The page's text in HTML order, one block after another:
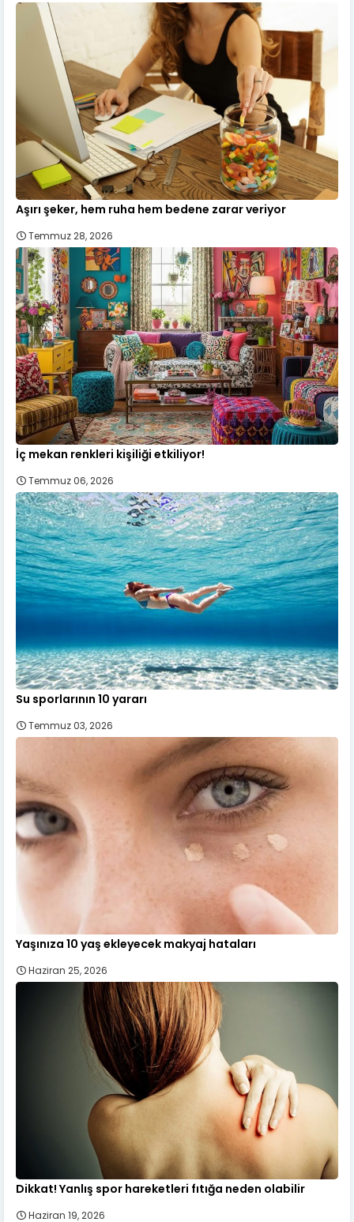
Aşırı şeker, hem ruha hem bedene zarar veriyor
Temmuz 28, 2026
İç mekan renkleri kişiliği etkiliyor!
Temmuz 06, 2026
Su sporlarının 10 yararı
Temmuz 03, 2026
Yaşınıza 10 yaş ekleyecek makyaj hataları
Haziran 25, 2026
Dikkat! Yanlış spor hareketleri fıtığa neden olabilir
Haziran 19, 2026